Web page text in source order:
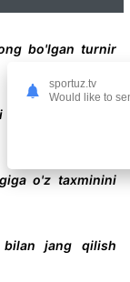
bo'lgan turnir
taslim bo'lishga
o'z taxminini
bilan jang qilish
sportuz.tv
Would like to